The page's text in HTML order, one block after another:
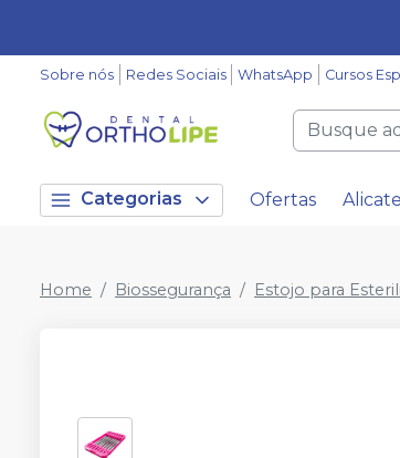
Sobre nós Redes Sociais WhatsApp Cursos
Categorias Ofertas
Home Biossegurança Estojo para